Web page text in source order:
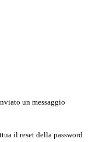
un messaggio
il reset della password